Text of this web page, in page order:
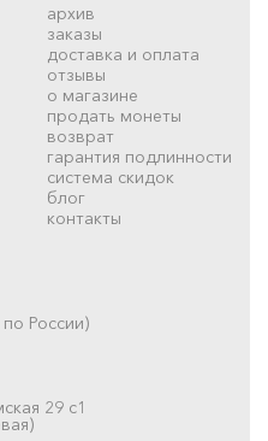
архив
заказы
доставка и оплата
отзывы
о магазине
продать монеты
возврат
гарантия подлинности
система скидок
блог
контакты
России)
29 с1